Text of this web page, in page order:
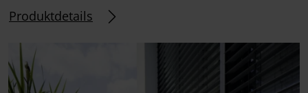
Produktdetails